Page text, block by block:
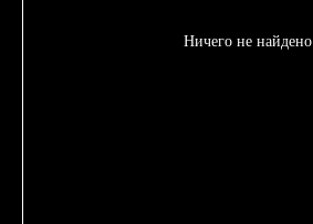
Ничего не найдено